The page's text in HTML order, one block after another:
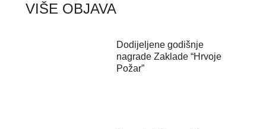
VIŠE OBJAVA
Dodijeljene godišnje
nagrade Zaklade “Hrvoje
Požar”